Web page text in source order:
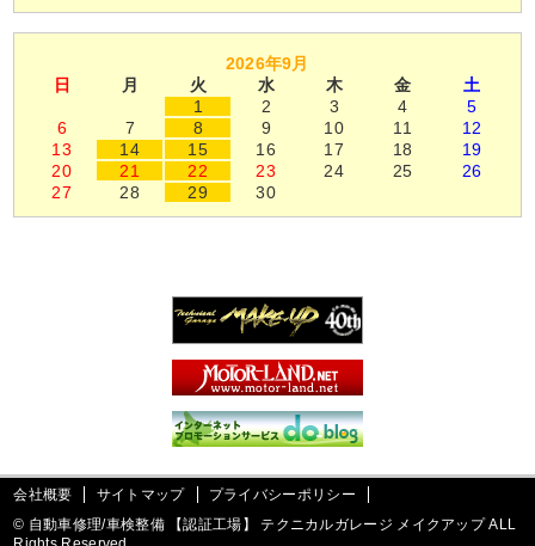
2026年9月
日
月 火 水 木 金
土
1
2 3 4
5
6
7 8 9 10 11
12
13
14 15 16 17 18
19
20
21 22 23 24 25
26
27
28 29 30
会社概要 サイトマップ
プライバシーポリシー
© 自動車修理/車検整備 【認証工場】 テクニカルガレージ メイクアップ ALL